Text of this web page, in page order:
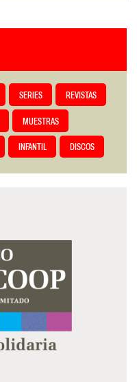
SERIES REVISTAS
MUESTRAS
INFANTIL DISCOS